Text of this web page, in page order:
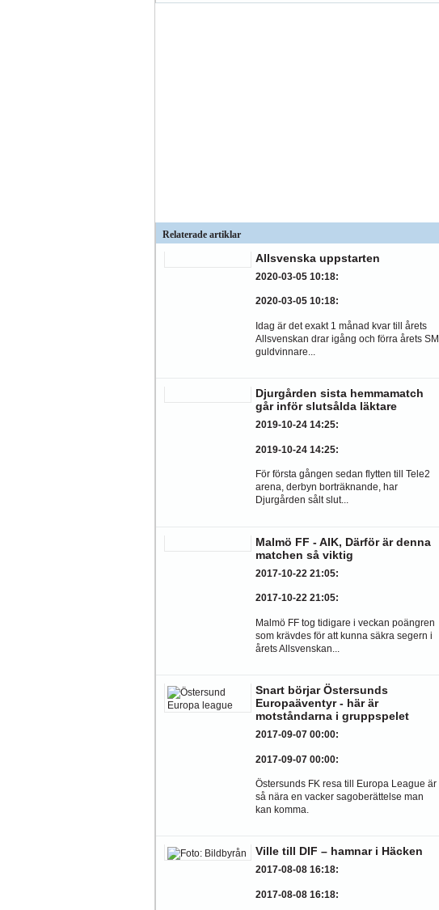
Relaterade artiklar
Allsvenska uppstarten
2020-03-05 10:18:
2020-03-05 10:18:
Idag är det exakt 1 månad kvar till årets
Allsvenskan drar igång och förra årets SM
guldvinnare...
Djurgården sista hemmamatch
går inför slutsålda läktare
2019-10-24 14:25:
2019-10-24 14:25:
För första gången sedan flytten till Tele2
arena, derbyn borträknande, har
Djurgården sålt slut...
Malmö FF - AIK, Därför är denna
matchen så viktig
2017-10-22 21:05:
2017-10-22 21:05:
Malmö FF tog tidigare i veckan poängren
som krävdes för att kunna säkra segern i
årets Allsvenskan...
Snart börjar Östersunds
Europaäventyr - här är
motståndarna i gruppspelet
2017-09-07 00:00:
2017-09-07 00:00:
Östersunds FK resa till Europa League är
så nära en vacker sagoberättelse man
kan komma.
Ville till DIF – hamnar i Häcken
2017-08-08 16:18:
2017-08-08 16:18: